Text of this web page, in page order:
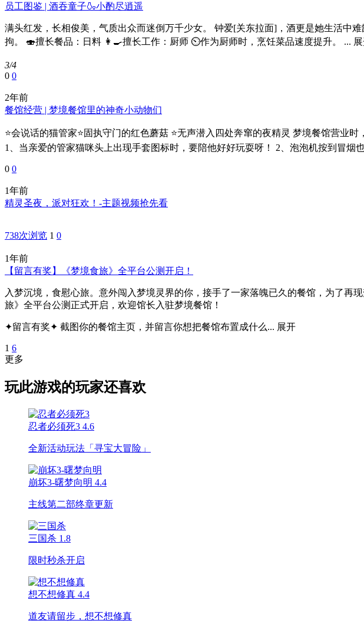
员工图鉴 | 酒吞童子🍶小酌尽逍遥
满头红发，长相俊美，气质出众而迷倒万千少女。 钟爱[关东拉面]，酒更是她生活中
拘。 🍣擅长餐品：日料 👩‍🍳擅长工作：厨师 ⏲作为厨师时，烹饪菜品速度提升。 ...
3/4
0 0
2年前
餐馆经营 | 梦境餐馆里的神奇小动物们
⭐会说话的猫管家⭐固执守门的红色蘑菇 ⭐无声潜入四处奔窜的夜精灵 梦境餐馆营业
1、当亲爱的管家猫咪头上出现手套图标时，要陪他好好玩耍呀！ 2、泡泡机按到冒烟
0 0
1年前
精灵圣夜，派对狂欢！-主题视频抢先看
738次浏览 1 0
1年前
【留言有奖】《梦境食旅》全平台公测开启！
入梦沉境，食慰心旅。意外闯入梦境灵界的你，接手了一家落魄已久的餐馆，为了
旅》全平台公测正式开启，欢迎馆长入驻梦境餐馆！
✦留言有奖✦ 截图你的餐馆主页，并留言你想把餐馆布置成什么... 展开
1 6
更多
玩此游戏的玩家还喜欢
忍者必须死3 4.6
全新活动玩法「寻宝大冒险」
崩坏3-曙梦向明 4.4
主线第二部终章更新
三国杀 1.8
限时秒杀开启
想不想修真 4.4
道友请留步，想不想修真